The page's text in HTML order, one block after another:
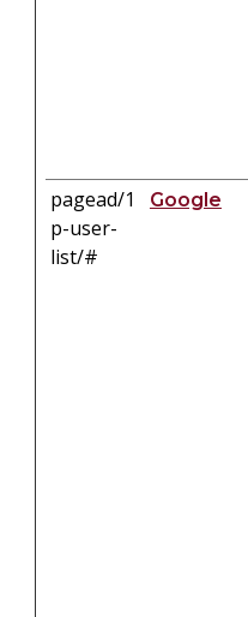
pagead/1
p-user-
list/#
Google